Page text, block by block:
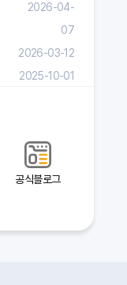
2026-04-
07
2026-03-12
2025-10-01
공식블로그